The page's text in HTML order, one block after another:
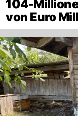
104-
von Euro